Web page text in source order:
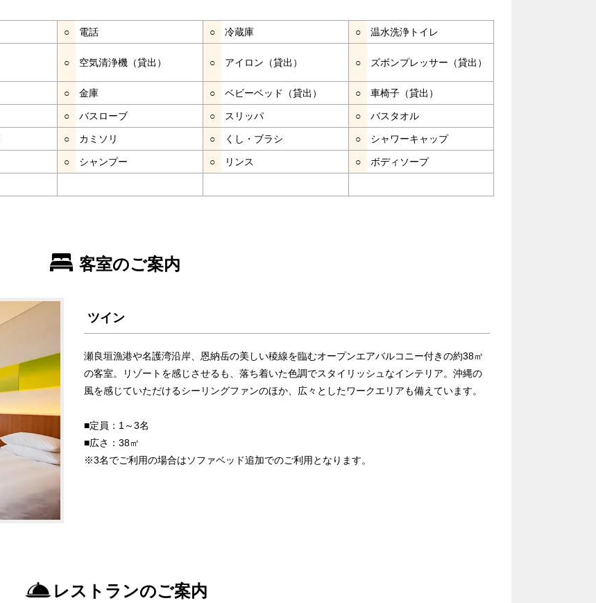
○ 電話 ○ 冷蔵庫 ○ 温水洗浄トイレ
○ 空気清浄機（貸出） ○ アイロン（貸出） ○ ズボンプレッサー（貸出）
○ 金庫 ○ ベビーベッド（貸出） ○ 車椅子（貸出）
○ バスローブ ○ スリッパ ○ バスタオル
○ カミソリ ○ くし・ブラシ ○ シャワーキャップ
○ シャンプー ○ リンス ○ ボディソープ
客室のご案内
ツイン
瀬良垣漁港や名護湾沿岸、恩納岳の美しい稜線を臨むオープンエアバルコニー付きの約38㎡
の客室。リゾートを感じさせるも、落ち着いた色調でスタイリッシュなインテリア。沖縄の
風を感じていただけるシーリングファンのほか、広々としたワークエリアも備えています。
■定員：1～3名
■広さ：38㎡
※3名でご利用の場合はソファベッド追加でのご利用となります。
レストランのご案内